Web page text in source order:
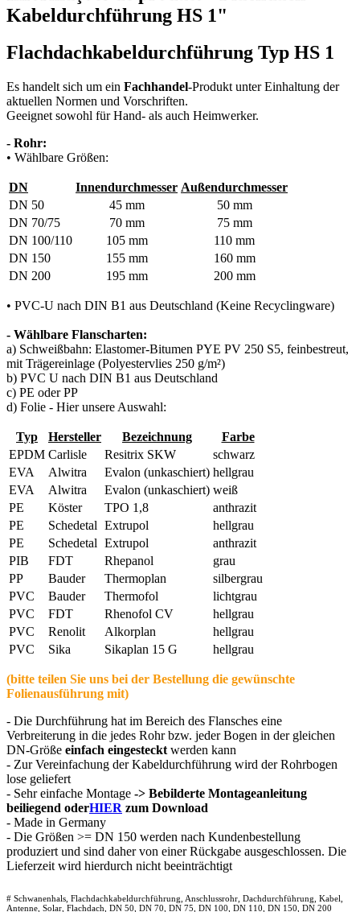
Kabeldurchführung HS 1"
Flachdachkabeldurchführung Typ HS 1
Es handelt sich um ein Fachhandel-Produkt unter Einhaltung der
aktuellen Normen und Vorschriften.
Geeignet sowohl für Hand- als auch Heimwerker.
- Rohr:
• Wählbare Größen:
DN Innendurchmesser Außendurchmesser
DN 50
45 mm
50 mm
DN 70/75
70 mm
75 mm
DN 100/110
105 mm
110 mm
DN 150
155 mm
160 mm
DN 200
195 mm 200 mm
• PVC-U nach DIN B1 aus Deutschland (Keine Recyclingware)
- Wählbare Flanscharten:
a) Schweißbahn: Elastomer-Bitumen PYE PV 250 S5, feinbestreut,
mit Trägereinlage (Polyestervlies 250 g/m²)
b) PVC U nach DIN B1 aus Deutschland
c) PE oder PP
d) Folie - Hier unsere Auswahl:
Typ Hersteller Bezeichnung
Farbe
EPDM Carlisle Resitrix SKW
schwarz
EVA
Alwitra Evalon (unkaschiert) hellgrau
EVA
Alwitra Evalon (unkaschiert) weiß
PE
Köster TPO 1,8
anthrazit
PE
Schedetal Extrupol
hellgrau
PE
Schedetal Extrupol
anthrazit
PIB
FDT Rhepanol
grau
PP
Bauder Thermoplan
silbergrau
PVC
Bauder Thermofol
lichtgrau
PVC
FDT Rhenofol CV
hellgrau
PVC
Renolit Alkorplan
hellgrau
PVC
Sika Sikaplan 15 G hellgrau
(bitte teilen Sie uns bei der Bestellung die gewünschte
Folienausführung mit)
- Die Durchführung hat im Bereich des Flansches eine
Verbreiterung in die jedes Rohr bzw. jeder Bogen in der gleichen
DN-Größe einfach eingesteckt werden kann
- Zur Vereinfachung der Kabeldurchführung wird der Rohrbogen
lose geliefert
- Sehr einfache Montage -> Bebilderte Montageanleitung
beiliegend oderHIER zum Download
- Made in Germany
- Die Größen >= DN 150 werden nach Kundenbestellung
produziert und sind daher von einer Rückgabe ausgeschlossen. Die
Lieferzeit wird hierdurch nicht beeinträchtigt
# Schwanenhals, Flachdachkabeldurchführung, Anschlussrohr, Dachdurchführung, Kabel,
Antenne, Solar, Flachdach, DN 50, DN 70, DN 75, DN 100, DN 110, DN 150, DN 200